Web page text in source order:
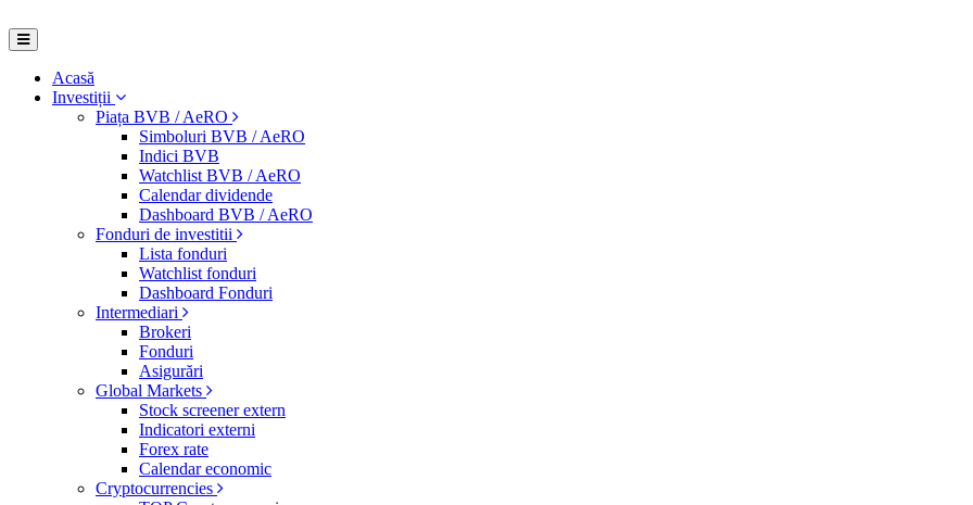
Acasă
Investiții
Piața BVB / AeRO
Simboluri BVB / AeRO
Indici BVB
Watchlist BVB / AeRO
Calendar dividende
Dashboard BVB / AeRO
Fonduri de investitii
Lista fonduri
Watchlist fonduri
Dashboard Fonduri
Intermediari
Brokeri
Fonduri
Asigurări
Global Markets
Stock screener extern
Indicatori externi
Forex rate
Calendar economic
Cryptocurrencies